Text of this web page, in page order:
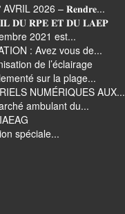
2026 – 𝐑𝐞𝐧𝐝𝐫𝐞...
𝐃𝐔 𝐑𝐏𝐄 𝐄𝐓 𝐃𝐔 𝐋𝐀𝐄𝐏
2021 est...
: Avez vous de...
de l’éclairage
sur la plage...
NUMÉRIQUES AUX...
ambulant du...
spéciale...